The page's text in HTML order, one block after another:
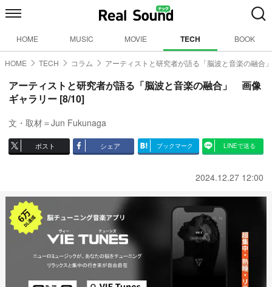
HOME MUSIC MOVIE TECH BOOK
HOME TECH コラム アーティストと研究者が語る「脳波と音楽の融合」
アーティストと研究者が語る「脳波と音楽の融合」 画像
ギャラリー [8/10]
文・取材＝Jun Fukunaga
ポスト シェア ブックマーク LINEで送る
2024.12.27 12:00